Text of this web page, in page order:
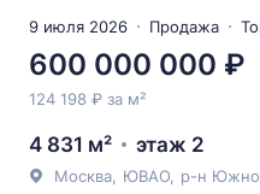
9 июля 2026 Продажа
600 000 000 ₽
124 198 ₽ за м²
4 831 м² этаж 2
Москва ЮВАО р-н